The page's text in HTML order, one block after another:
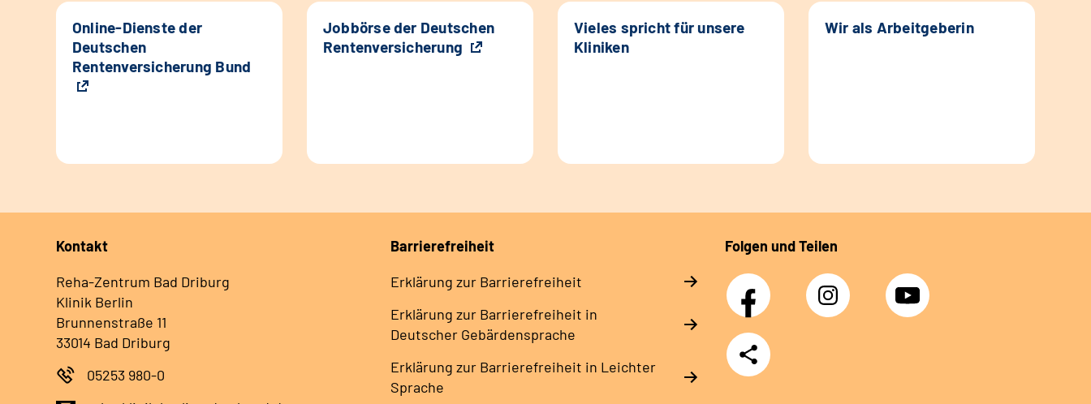
Online-Dienste der
Deutschen
Rentenversicherung Bund
Jobbörse der Deutschen
Rentenversicherung
Vieles spricht für unsere
Kliniken
Wir als Arbeitgeberin
Kontakt
Reha-Zentrum Bad Driburg
Klinik Berlin
Brunnenstraße 11
33014 Bad Driburg
05253 980-0
Barrierefreiheit
Erklärung zur Barrierefreiheit
Erklärung zur Barrierefreiheit in
Deutscher Gebärdensprache
Erklärung zur Barrierefreiheit in Leichter
Sprache
Folgen und Teilen
Facebook Instagram YouTube
Teilen